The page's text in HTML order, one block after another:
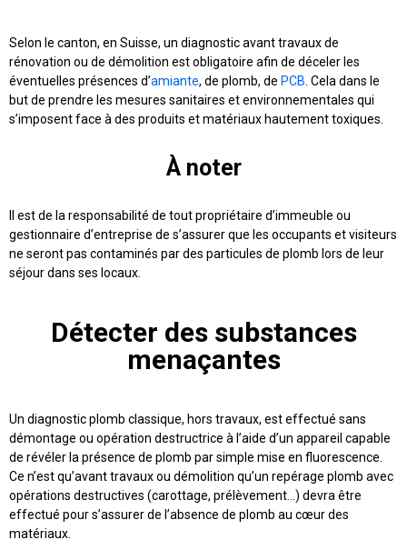
Selon le canton, en Suisse, un diagnostic avant travaux de
rénovation ou de démolition est obligatoire afin de déceler les
éventuelles présences d’amiante, de plomb, de PCB . Cela dans le
but de prendre les mesures sanitaires et environnementales qui
s’imposent face à des produits et matériaux hautement toxiques.
À noter
Il est de la responsabilité de tout propriétaire d’immeuble ou
gestionnaire d’entreprise de s’assurer que les occupants et visiteurs
ne seront pas contaminés par des particules de plomb lors de leur
séjour dans ses locaux.
Détecter des substances
menaçantes
Un diagnostic plomb classique, hors travaux, est effectué sans
démontage ou opération destructrice à l’aide d’un appareil capable
de révéler la présence de plomb par simple mise en fluorescence.
Ce n’est qu’avant travaux ou démolition qu’un repérage plomb avec
opérations destructives (carottage, prélèvement…) devra être
effectué pour s’assurer de l’absence de plomb au cœur des
matériaux.